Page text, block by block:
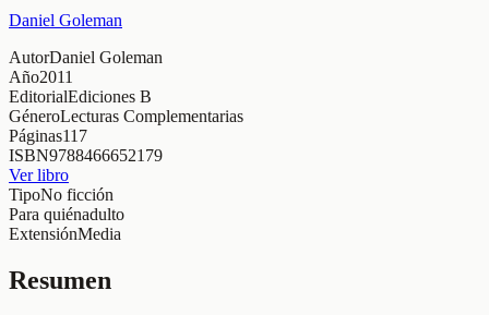
Daniel Goleman
AutorDaniel Goleman
Año2011
EditorialEdiciones B
GéneroLecturas Complementarias
Páginas117
ISBN9788466652179
Ver libro
TipoNo ficción
Para quiénadulto
ExtensiónMedia
Resumen